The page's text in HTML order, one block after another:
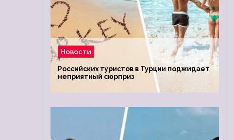
Новости
Российских туристов в Турции поджидает
неприятный сюрприз